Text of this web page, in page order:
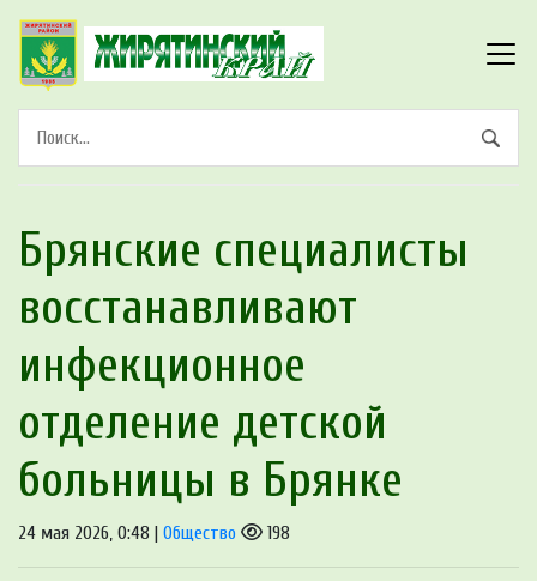
Брянские специалисты
восстанавливают
инфекционное
отделение детской
больницы в Брянке
24 мая 2026, 0:48 | Общество 198